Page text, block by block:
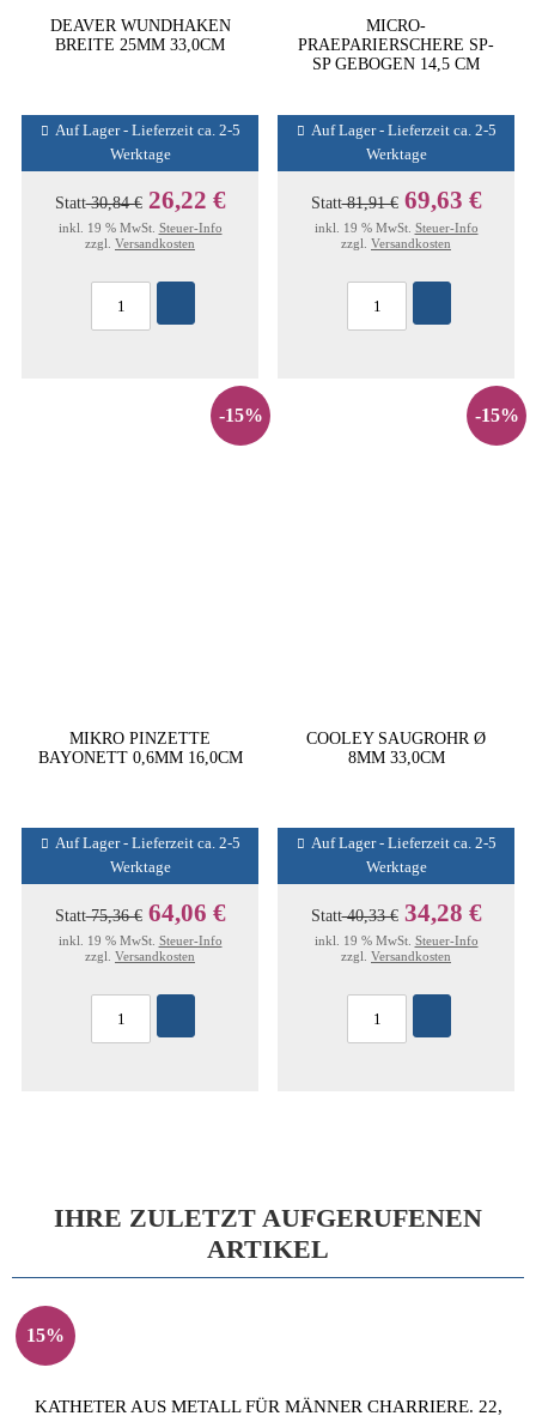
DEAVER WUNDHAKEN
BREITE 25MM 33,0CM
Auf Lager - Lieferzeit ca. 2-5
Werktage
Statt30,84 € 26,22 €
inkl. 19 % MwSt. Steuer-Info
zzgl. Versandkosten
MICRO-
PRAEPARIERSCHERE SP-
SP GEBOGEN 14,5 CM
Auf Lager - Lieferzeit ca. 2-5
Werktage
Statt81,91 € 69,63 €
inkl. 19 % MwSt. Steuer-Info
zzgl. Versandkosten
-15%
MIKRO PINZETTE
BAYONETT 0,6MM 16,0CM
Auf Lager - Lieferzeit ca. 2-5
Werktage
Statt75,36 € 64,06 €
inkl. 19 % MwSt. Steuer-Info
zzgl. Versandkosten
-15%
COOLEY SAUGROHR Ø
8MM 33,0CM
Auf Lager - Lieferzeit ca. 2-5
Werktage
Statt40,33 € 34,28 €
inkl. 19 % MwSt. Steuer-Info
zzgl. Versandkosten
IHRE ZULETZT AUFGERUFENEN
ARTIKEL
15%
KATHETER AUS METALL FÜR MÄNNER CHARRIERE. 22,